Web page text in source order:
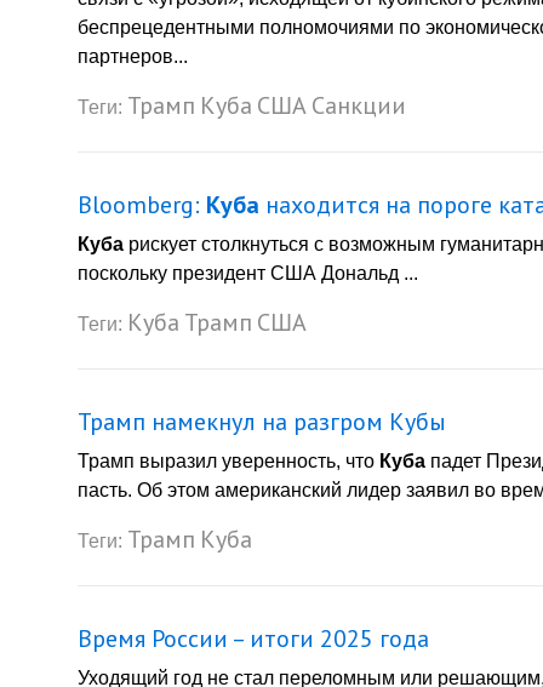
беспрецедентными полномочиями по
партнеров...
Теги: Трамп Куба СШАСанкции
Bloomberg: Куба находится на пороге
Куба рискует столкнуться с возможным
поскольку президент США Дональд ...
Теги: Куба Трамп США
Трамп намекнул на разгром Кубы
Трамп выразил уверенность, что Куба падет
пасть. Об этом американский лидер заявил во
Теги: Трамп Куба
Время России – итоги 2025 года
Уходящий год не стал переломным или